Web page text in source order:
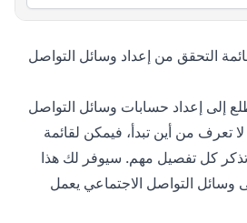
التحقق من إعداد وسائل التواصل
إلى إعداد حسابات وسائل التواصل
تعرف من أين تبدأ، فيمكن لقائمة
كل تفصيل مهم. سيوفر لك هذا
التواصل الاجتماعي يعمل